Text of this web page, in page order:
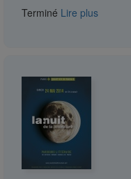
Terminé Lire plus